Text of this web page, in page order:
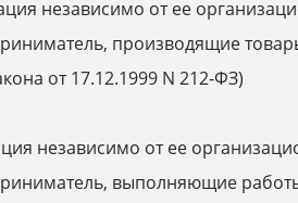
независимо от ее
производящие
от 17.12.1999 N 212-ФЗ)
независимо от ее
выполняющие